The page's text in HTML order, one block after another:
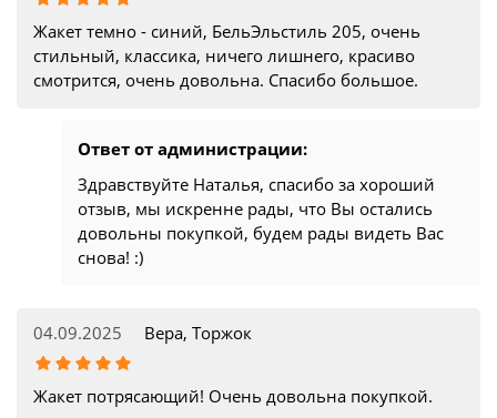
Жакет темно - синий, БельЭльстиль 205, очень
стильный, классика, ничего лишнего, красиво
смотрится, очень довольна. Спасибо большое.
Ответ от администрации:
Здравствуйте Наталья, спасибо за хороший
отзыв, мы искренне рады, что Вы остались
довольны покупкой, будем рады видеть Вас
снова! :)
04.09.2025 Вера, Торжок
Жакет потрясающий! Очень довольна покупкой.